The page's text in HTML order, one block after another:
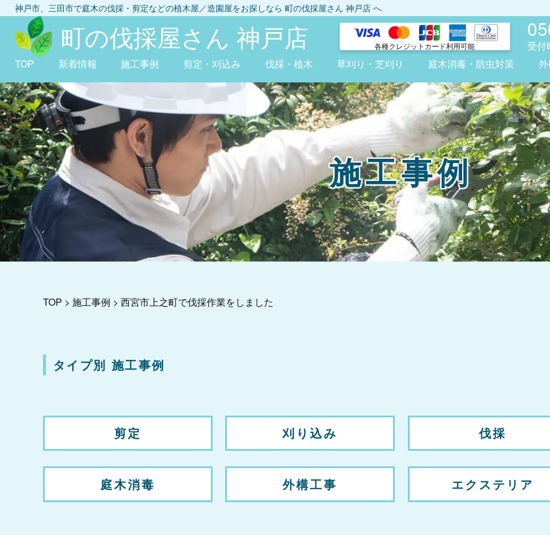
神戸市、三田市で庭木の伐採・剪定などの植木屋／造園屋をお探しなら 町の伐採屋さん 神戸店 へ
町の伐採屋さん 神戸店 各種クレジット カード利用可能 受
TOP
新着情報 施工事例 剪定・刈込み 伐採・植木 草刈り・芝刈り 庭木消毒・防虫対策
施工事例
TOP > 施工事例 > 西宮市上之町で伐採作業をしました
タイプ別 施工事例
剪定 刈り込み 伐採
庭木消毒 外構工事 エクステリア